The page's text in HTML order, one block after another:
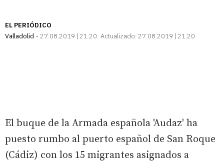
EL PERIÓDICO
Valladolid
27.08.2019 | 21:20 Actualizado: 27.08.2019 | 21:20
El buque de la Armada española 'Audaz' ha
puesto rumbo al puerto español de San Roque
(Cádiz) con los 15 migrantes asignados a